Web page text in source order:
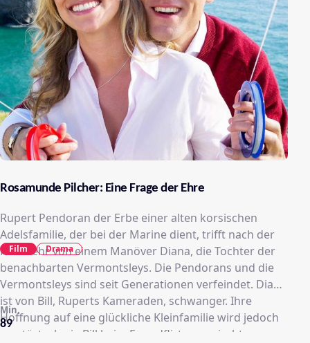
Rosamunde Pilcher: Eine Frage der Ehre
Rupert Pendoran der Erbe einer alten korsischen
Adelsfamilie, der bei der Marine dient, trifft nach der
Rückkehr von einem Manöver Diana, die Tochter der
benachbarten Vermontsleys. Die Pendorans und die
Vermontsleys sind seit Generationen verfeindet. Diana
ist von Bill, Ruperts Kameraden, schwanger. Ihre
Hoffnung auf eine glückliche Kleinfamilie wird jedoch
zerstört, als sie Bill beim Fremdflirten erwischt.
89
Min.
Film Drama